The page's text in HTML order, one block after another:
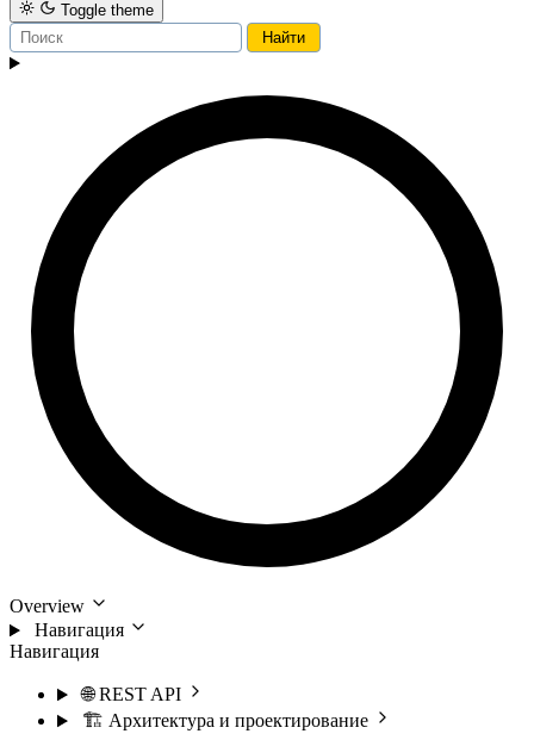
Toggle theme
Overview
Навигация
Навигация
🌐 REST API
🏗️ Архитектура и проектирование